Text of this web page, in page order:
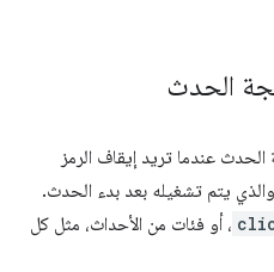
الحدث
الحدث عندما تريد إيقاف الرمز
يتم تشغيله بعد بدء الحدث.
، أو فئات من الأحداث، مثل كل